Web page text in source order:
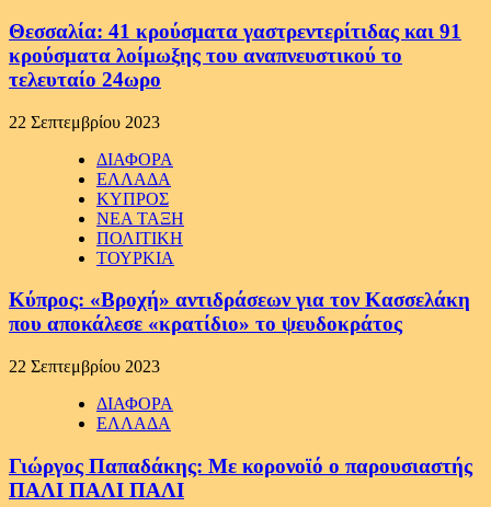
Θεσσαλία: 41 κρούσματα γαστρεντερίτιδας και 91
κρούσματα λοίμωξης του αναπνευστικού το
τελευταίο 24ωρο
22 Σεπτεμβρίου 2023
ΔΙΑΦΟΡΑ
ΕΛΛΑΔΑ
ΚΥΠΡΟΣ
ΝΕΑ ΤΑΞΗ
ΠΟΛΙΤΙΚΗ
ΤΟΥΡΚΙΑ
Κύπρος: «Βροχή» αντιδράσεων για τον Κασσελάκη
που αποκάλεσε «κρατίδιο» το ψευδοκράτος
22 Σεπτεμβρίου 2023
ΔΙΑΦΟΡΑ
ΕΛΛΑΔΑ
Γιώργος Παπαδάκης: Με κορονοϊό ο παρουσιαστής
ΠΑΛΙ ΠΑΛΙ ΠΑΛΙ